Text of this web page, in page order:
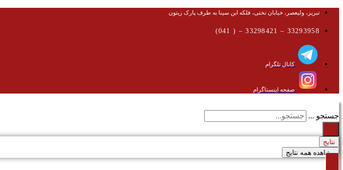
تبریز، ولیعصر، خیابان تختی، فلکه ابن سینا به طرف پارک زیتون
33293958 – 33298421 – ( 041)
کانال تلگرام
صفحه اینستاگرام
جستجو ...
نتایج
مشاهده همه نتایج